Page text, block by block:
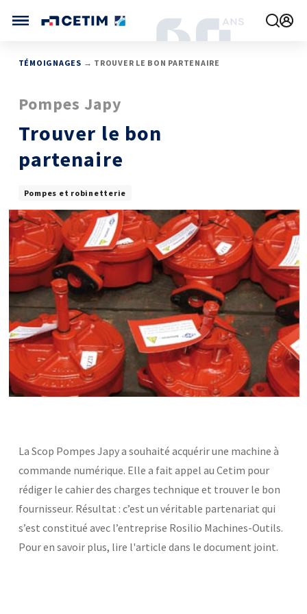
CETIM FRANCE
INTERNATIONAL
CETIM MATCOR (ASIE)
AGENDA
CETIM INFOS
IMPLANTATIONS
NOUS CONTACTER
MÉCATHÈQUE, LA BASE DE CONNAISSANCES
Base documentaire
TOUTES NOS SOLUTIONS ET PRESTATIONS
Essais – contrôles – mesures
Témoignages Clients
Thématiques
Briques technologiques
Qualifiantes / certifiantes
Parcours de spécialisation
A l'international
NOS LOGICIELS
Logiciels métiers
Logiciels de calcul
Aide au chiffrage
Bases de données
TÉMOIGNAGES → TROUVER LE BON PARTENAIRE
Pompes Japy
Trouver le bon
partenaire
Pompes et robinetterie
La Scop Pompes Japy a souhaité acquérir une machine à
commande numérique. Elle a fait appel au Cetim pour
rédiger le cahier des charges technique et trouver le bon
fournisseur. Résultat : c’est un véritable partenariat qui
s’est constitué avec l’entreprise Rosilio Machines-Outils.
Pour en savoir plus, lire l'article dans le document joint.